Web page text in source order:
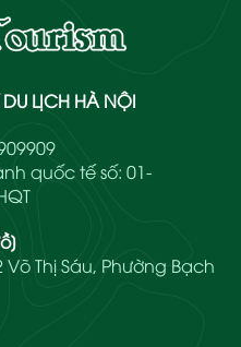
LỊCH HÀ NỘI
quốc tế số: 01-
Thị Sáu, Phường Bạch